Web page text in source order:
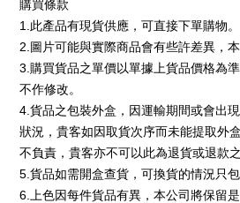
購買條款
1.此產品有現貨供應，可直接下單購物。
2.圖片可能與實際商品會有些許差異，本
3.購買貨品之單價以單據上貨品價格為
不作修改。
4.貨品之包裝外盒，因運輸期間或會出
狀況，貴客如因取貨次序而未能提取外
不負責，貴客亦不可以此為退貨或退款
5.貨品如需開盒查貨，可換貨的情況只包
6.上色因每件貨品有異，本公司將保留